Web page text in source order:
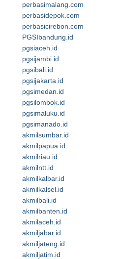
perbasimalang.com
perbasidepok.com
perbasicirebon.com
PGSIbandung.id
pgsiaceh.id
pgsijambi.id
pgsibali.id
pgsijakarta.id
pgsimedan.id
pgsilombok.id
pgsimaluku.id
pgsimanado.id
akmilsumbar.id
akmilpapua.id
akmilriau.id
akmilntt.id
akmilkalbar.id
akmilkalsel.id
akmilbali.id
akmilbanten.id
akmilaceh.id
akmiljabar.id
akmiljateng.id
akmiljatim.id